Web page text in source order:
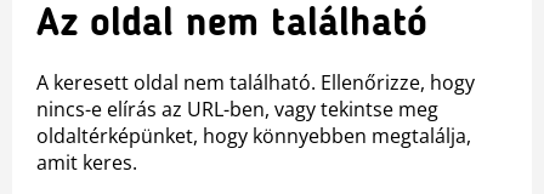
Az oldal nem található
A keresett oldal nem található. Ellenőrizze, hogy
nincs-e elírás az URL-ben, vagy tekintse meg
oldaltérképünket, hogy könnyebben megtalálja,
amit keres.